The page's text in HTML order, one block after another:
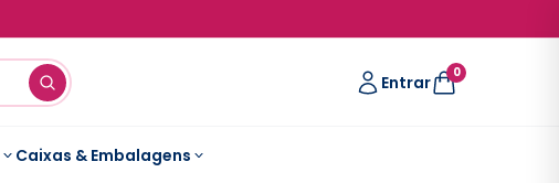
Entrar 0
Caixas & Embalagens